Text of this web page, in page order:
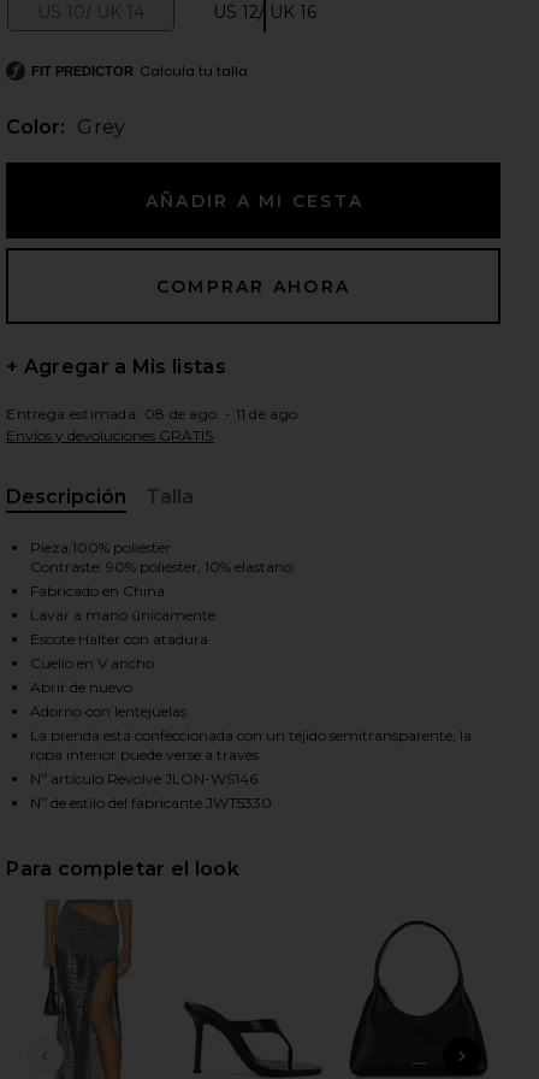
2 of 5 Sequin Mesh Twist Top in Grey
SEQUIN MESH TWIST TOP IN GREY ON
SEQUIN MESH TWIST TOP IN GREY ON
SEQUIN MESH TWIST TOP IN GREY ON
US 10/ UK 14 US 12/ UK 16
FIT PREDICTOR Calcula tu talla
Color: Grey
+ Agregar a Mis listas
Entrega estimada: 08 de ago. - 11 de ago.
Envíos y devoluciones GRATIS
Descripción
Talla
Pieza:100% poliéster
Contraste: 90% poliéster, 10% elastano
Fabricado en China
Lavar a mano únicamente
Escote Halter con atadura
Cuello en V ancho
Abrir de nuevo
Adorno con lentejuelas
La prenda está confeccionada con un tejido semitransparente, la
ropa interior puede verse a través
Nº artículo Revolve JLON-WS146
Nº de estilo del fabricante JWT5330
Para completar el look
DIAPOSITIVA ANTERIOR